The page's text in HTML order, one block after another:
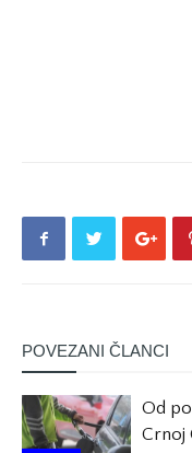
POVEZANI ČLANCI
Od
Crnoj